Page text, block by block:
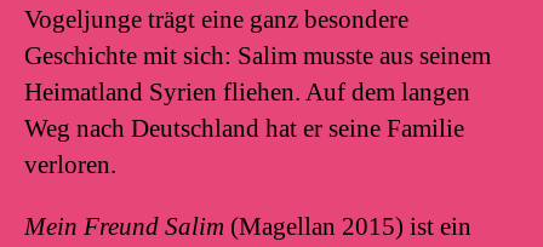
Vogeljunge trägt eine ganz besondere
Geschichte mit sich: Salim musste aus seinem
Heimatland Syrien fliehen. Auf dem langen
Weg nach Deutschland hat er seine Familie
verloren.
Mein Freund Salim (Magellan 2015) ist ein